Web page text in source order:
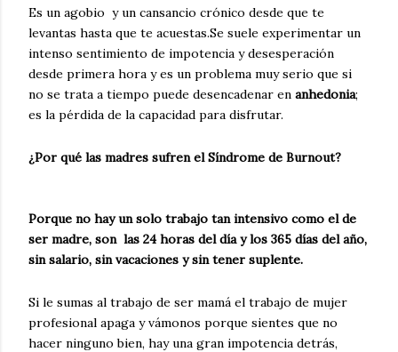
Es un agobio y un cansancio crónico desde que te
levantas hasta que te acuestas.Se suele experimentar un
intenso sentimiento de impotencia y desesperación
desde primera hora y es un problema muy serio que si
no se trata a tiempo puede desencadenar en anhedonia;
es la pérdida de la capacidad para disfrutar.
¿Por qué las madres sufren el Síndrome de Burnout?
Porque no hay un solo trabajo tan intensivo como el de
ser madre, son las 24 horas del día y los 365 días del año,
sin salario, sin vacaciones y sin tener suplente.
Si le sumas al trabajo de ser mamá el trabajo de mujer
profesional apaga y vámonos porque sientes que no
hacer ninguno bien, hay una gran impotencia detrás,